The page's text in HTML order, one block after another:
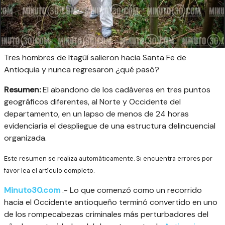
Tres hombres de Itagüí salieron hacia Santa Fe de
Antioquia y nunca regresaron ¿qué pasó?
Resumen:El abandono de los cadáveres en tres puntos
geográficos diferentes, al Norte y Occidente del
departamento, en un lapso de menos de 24 horas
evidenciaría el despliegue de una estructura delincuencial
organizada.
Este resumen se realiza automáticamente. Si encuentra errores por
favor lea el artículo completo.
Minuto30.com.- Lo que comenzó como un recorrido
hacia el Occidente antioqueño terminó convertido en uno
de los rompecabezas criminales más perturbadores del